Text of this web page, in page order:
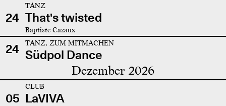
24
TANZ
That's twisted
Baptiste Cazaux
24 TANZ, ZUM MITMACHEN
Südpol Dance
Dezember 2026
05
CLUB
LaVIVA